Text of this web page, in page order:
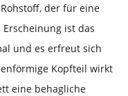
der für eine
ist das
und es erfreut sich
Kopfteil wirkt
eine behagliche